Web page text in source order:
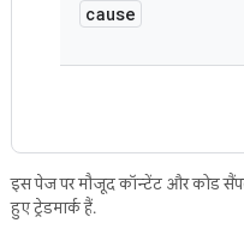
cause
इस पेज पर मौजूद कॉन्टेंट और कोड
हुए ट्रेडमार्क हैं.